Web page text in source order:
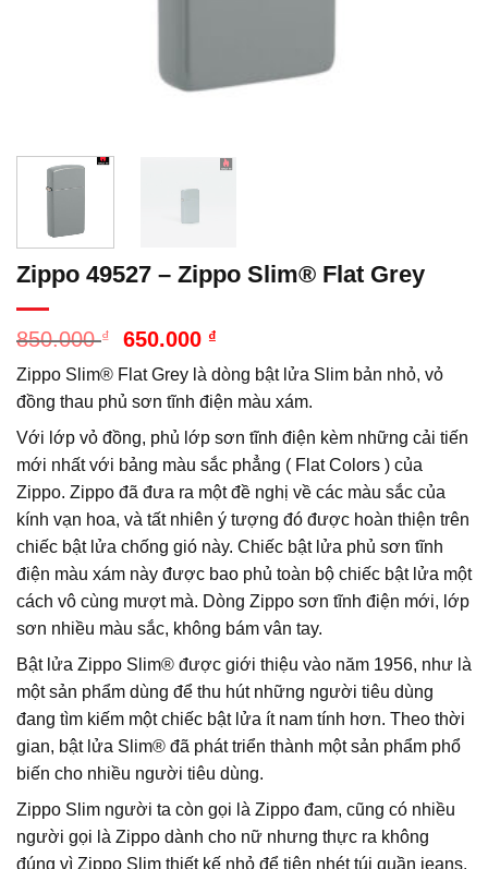
Zippo 49527 – Zippo Slim® Flat Grey
850.000₫
Giá
là:
850.000 ₫.
650.000 ₫
tại
là:
650.000 ₫.
Zippo Slim® Flat Grey là dòng bật lửa Slim bản nhỏ, vỏ
đồng thau phủ sơn tĩnh điện màu xám.
Với lớp vỏ đồng, phủ lớp sơn tĩnh điện kèm những cải tiến
mới nhất với bảng màu sắc phẳng ( Flat Colors ) của
Zippo. Zippo đã đưa ra một đề nghị về các màu sắc của
kính vạn hoa, và tất nhiên ý tượng đó được hoàn thiện trên
chiếc bật lửa chống gió này. Chiếc bật lửa phủ sơn tĩnh
điện màu xám này được bao phủ toàn bộ chiếc bật lửa một
cách vô cùng mượt mà. Dòng Zippo sơn tĩnh điện mới, lớp
sơn nhiều màu sắc, không bám vân tay.
Bật lửa Zippo Slim® được giới thiệu vào năm 1956, như là
một sản phẩm dùng để thu hút những người tiêu dùng
đang tìm kiếm một chiếc bật lửa ít nam tính hơn. Theo thời
gian, bật lửa Slim® đã phát triển thành một sản phẩm phổ
biến cho nhiều người tiêu dùng.
Zippo Slim người ta còn gọi là Zippo đam, cũng có nhiều
người gọi là Zippo dành cho nữ nhưng thực ra không
đúng vì Zippo Slim thiết kế nhỏ để tiện nhét túi quần jeans.